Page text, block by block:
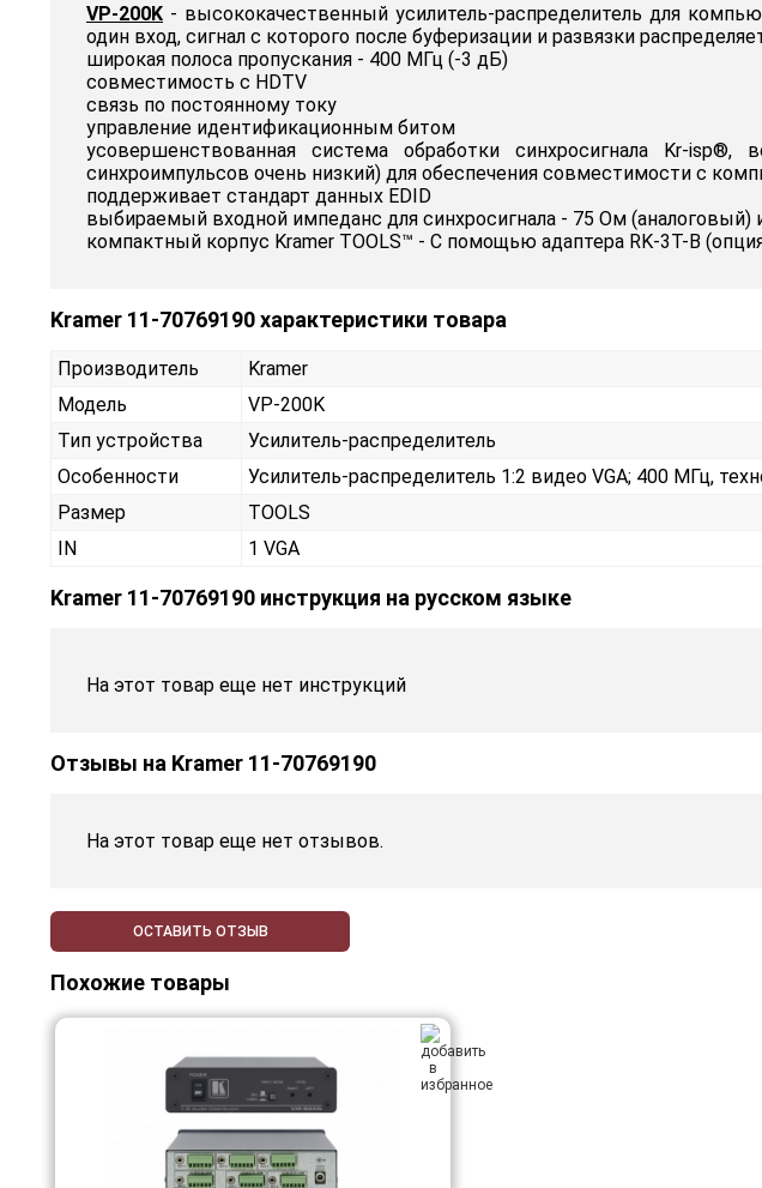
VP-200K - высококачественный усилитель-распределитель для
один вход, сигнал с которого после буферизации и развязки
широкая полоса пропускания - 400 МГц (-3 дБ)
совместимость с HDTV
связь по постоянному току
управление идентификационным битом
усовершенствованная система обработки синхросигнала Kr-
синхроимпульсов очень низкий) для обеспечения совместимости с
поддерживает стандарт данных EDID
выбираемый входной импеданс для синхросигнала - 75 Ом
компактный корпус Kramer TOOLS™ - С помощью адаптера RK-3T-B
Kramer 11-70769190 характеристики товара
Производитель
Kramer
Модель
VP-200K
Тип устройства
Усилитель-распределитель
Особенности
Усилитель-распределитель 1:2 видео VGA; 400 МГц,
Размер
TOOLS
IN
1 VGA
Kramer 11-70769190 инструкция на русском языке
На этот товар еще нет инструкций
Отзывы на Kramer 11-70769190
На этот товар еще нет отзывов.
ОСТАВИТЬ ОТЗЫВ
Похожие товары